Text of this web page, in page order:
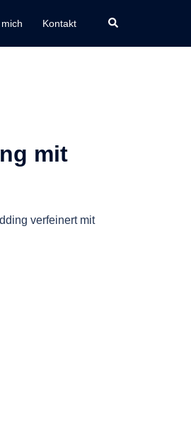
Kontakt Suche
mit
verfeinert mit